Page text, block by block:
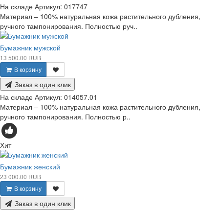
На складе Артикул: 017747
Материал – 100% натуральная кожа растительного дубления,
ручного тампонирования. Полностью руч..
Бумажник мужской
13 500.00 RUB
В корзину
Заказ в один клик
На складе Артикул: 014057.01
Материал – 100% натуральная кожа растительного дубления,
ручного тампонирования. Полностью р..
Хит
Бумажник женский
23 000.00 RUB
В корзину
Заказ в один клик